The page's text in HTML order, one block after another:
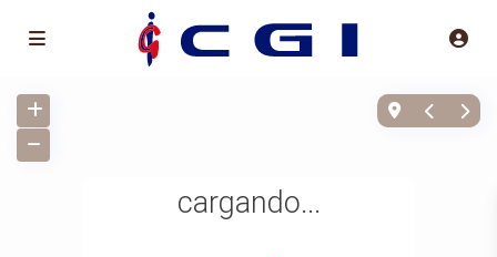
cargando...